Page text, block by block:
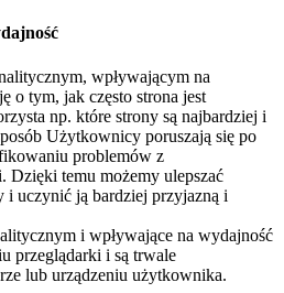
wpływającym na
o tym, jak często strona jest
np. które strony są najbardziej i
Użytkownicy poruszają się po
problemów z
Dzięki temu możemy ulepszać
i uczynić ją bardziej przyjazną i
i wpływające na wydajność
przeglądarki i są trwale
lub urządzeniu użytkownika.